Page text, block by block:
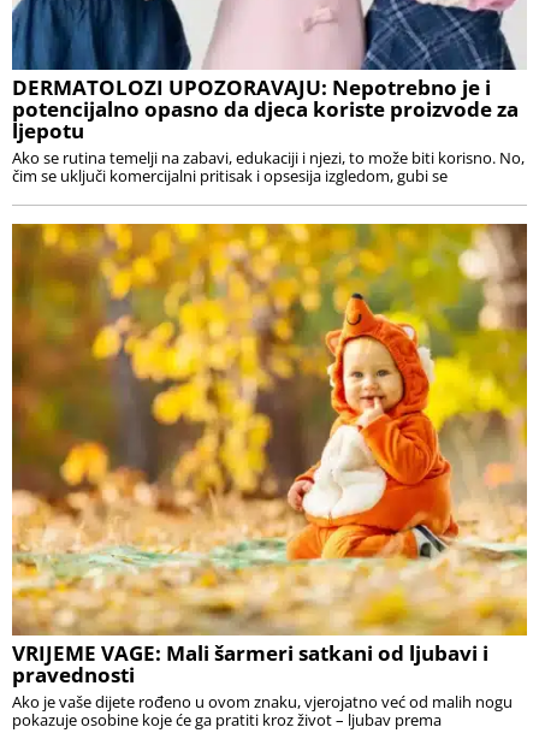
DERMATOLOZI UPOZORAVAJU: Nepotrebno je i
potencijalno opasno da djeca koriste proizvode za
ljepotu
Ako se rutina temelji na zabavi, edukaciji i njezi, to može biti korisno. No,
čim se uključi komercijalni pritisak i opsesija izgledom, gubi se
VRIJEME VAGE: Mali šarmeri satkani od ljubavi i
pravednosti
Ako je vaše dijete rođeno u ovom znaku, vjerojatno već od malih nogu
pokazuje osobine koje će ga pratiti kroz život – ljubav prema